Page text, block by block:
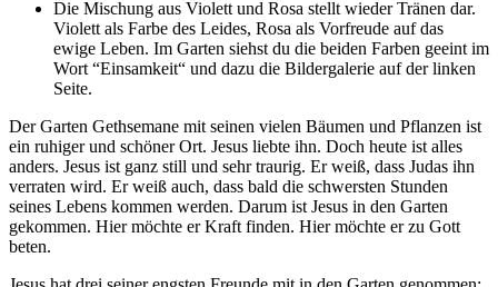
Die Mischung aus Violett und Rosa stellt wieder Tränen dar.
Violett als Farbe des Leides, Rosa als Vorfreude auf das
ewige Leben. Im Garten siehst du die beiden Farben geeint im
Wort “Einsamkeit“ und dazu die Bildergalerie auf der linken
Seite.
Der Garten Gethsemane mit seinen vielen Bäumen und Pflanzen ist
ein ruhiger und schöner Ort. Jesus liebte ihn. Doch heute ist alles
anders. Jesus ist ganz still und sehr traurig. Er weiß, dass Judas ihn
verraten wird. Er weiß auch, dass bald die schwersten Stunden
seines Lebens kommen werden. Darum ist Jesus in den Garten
gekommen. Hier möchte er Kraft finden. Hier möchte er zu Gott
beten.